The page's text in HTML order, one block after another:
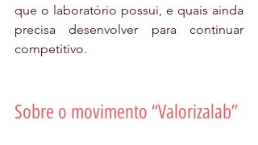
que o laboratório possui, e quais ainda
precisa desenvolver para continuar
competitivo.
Sobre o movimento “Valorizalab”